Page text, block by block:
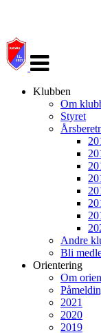
navigasjon
Klubben
Om
Styret
Andre
Bli
Orientering
Om
2021
2020
2019